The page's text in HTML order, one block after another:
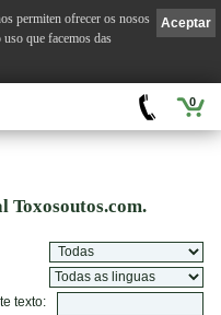
0
Toxosoutos.com.
texto:
Aceptar
permiten ofrecer os nosos
que facemos das